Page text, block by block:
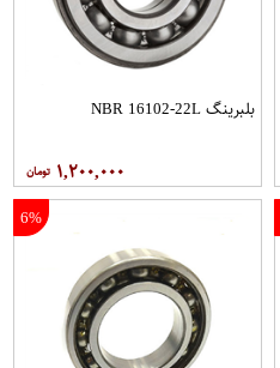
بلبرینگ NBR 16102-22L
۱,۲۰۰,۰۰۰
6%